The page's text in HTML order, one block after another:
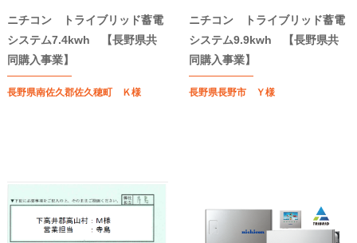
ニチコン トライブリッド蓄電
システム7.4kwh 【長野県共
同購入事業】
長野県南佐久郡佐久穂町 Ｋ様
ニチコン トライブリッド蓄電
システム9.9kwh 【長野県共
同購入事業】
長野県長野市 Ｙ様